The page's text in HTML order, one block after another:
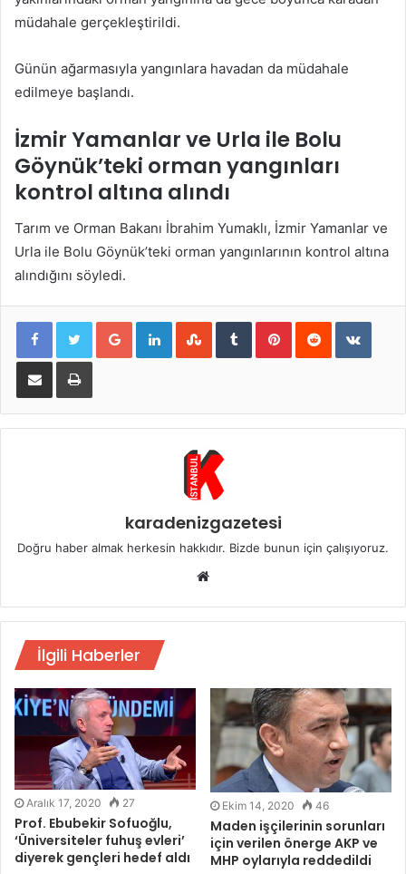
müdahale gerçekleştirildi.
Günün ağarmasıyla yangınlara havadan da müdahale
edilmeye başlandı.
İzmir Yamanlar ve Urla ile Bolu
Göynük’teki orman yangınları
kontrol altına alındı
Tarım ve Orman Bakanı İbrahim Yumaklı, İzmir Yamanlar ve
Urla ile Bolu Göynük’teki orman yangınlarının kontrol altına
alındığını söyledi.
Google+LinkedInStumbleUpon
TumblrPinterestReddit
E-Posta ile paylaş Yazdır
karadenizgazetesi
Doğru haber almak herkesin hakkıdır. Bizde bunun için çalışıyoruz.
Web
İlgili Haberler
Aralık 17, 2020 27
Prof. Ebubekir Sofuoğlu,
‘Üniversiteler fuhuş evleri’
diyerek gençleri hedef aldı
Ekim 14, 2020 46
Maden işçilerinin sorunları
için verilen önerge AKP ve
MHP oylarıyla reddedildi